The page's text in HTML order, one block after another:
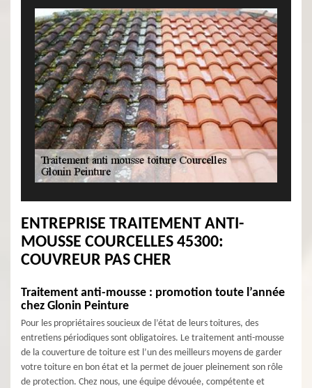
ENTREPRISE TRAITEMENT ANTI-
MOUSSE COURCELLES 45300:
COUVREUR PAS CHER
Traitement anti-mousse : promotion toute l’année
chez Glonin Peinture
Pour les propriétaires soucieux de l’état de leurs toitures, des
entretiens périodiques sont obligatoires. Le traitement anti-mousse
de la couverture de toiture est l’un des meilleurs moyens de garder
votre toiture en bon état et la permet de jouer pleinement son rôle
de protection. Chez nous, une équipe dévouée, compétente et